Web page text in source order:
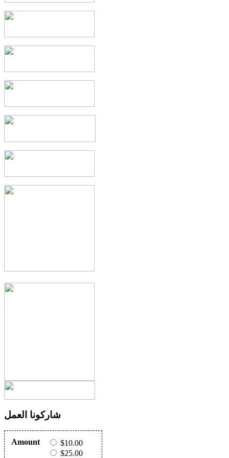
شاركونا العمل
Amount
$10.00
$25.00